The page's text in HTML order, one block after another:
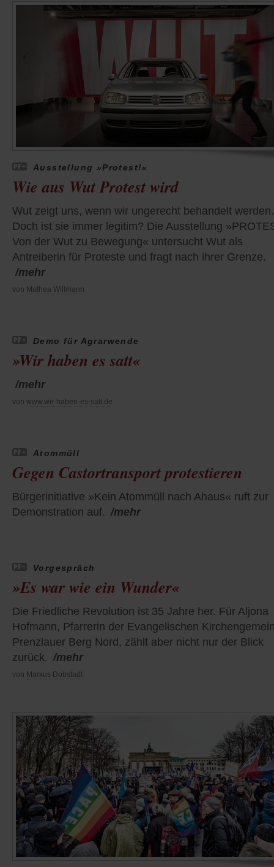
Ausstellung »Protest!«
Wie aus Wut Protest wird
Wut zeigt uns, wenn wir ungerecht behandelt werden.
Doch ist sie immer legitim? Die Ausstellung
Von der Wut zu Bewegung« untersucht Wut als
Antreiberin für Proteste und fragt nach ihrer Grenze.
/mehr
von Mathea Willmann
Demo für Agrarwende
»Wir haben es satt«
/mehr
von www.wir-haben-es-satt.de
Atommüll
Gegen Castortransport protestieren
Bürgerinitiative »Kein Atommüll nach Ahaus« ruft zur
Demonstration auf. /mehr
Vorgespräch
»Es war wie ein Wunder«
Die Friedliche Revolution ist 35 Jahre her. Für Aljona
Hofmann, Pfarrerin der Evangelischen
Prenzlauer Berg Nord, zählt aber nicht nur der Blick
zurück. /mehr
von Markus Dobstadt